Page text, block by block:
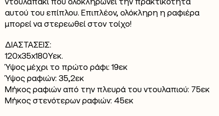
αυτού του επίπλου. Επιπλέον, ολόκληρη η ραφιέρα
μπορεί να στερεωθεί στον τοίχο!
ΔΙΑΣΤΑΣΕΙΣ:
120x35x180Υεκ.
Ύψος μέχρι το πρώτο ράφι: 19εκ
Ύψος ραφιών: 35,2εκ
Μήκος ραφιών από την πλευρά του ντουλαπιού: 75εκ
Μήκος στενότερων ραφιών: 45εκ